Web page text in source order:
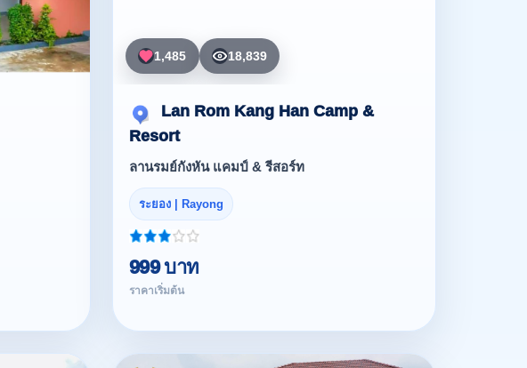
1,485 18,839
Lan Rom Kang Han Camp &
Resort
ลานรมย์กังหัน แคมป์ & รีสอร์ท
ระยอง | Rayong
999 บาท
ราคาเริ่มต้น